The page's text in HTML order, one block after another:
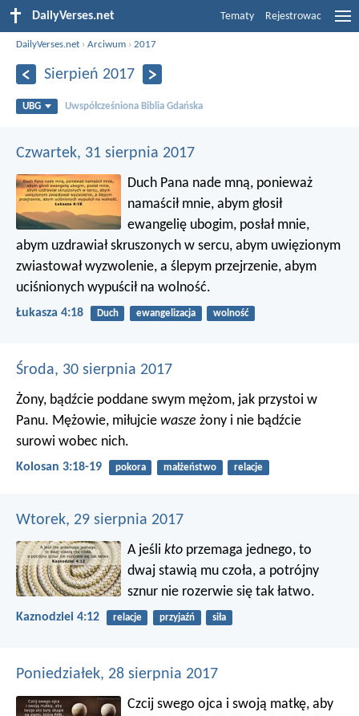
DailyVerses.net Tematy Rejestrowac
DailyVerses.net ›Arciwum ›2017
Sierpień 2017
UBG Uwspółcześniona Biblia Gdańska
Czwartek, 31 sierpnia 2017
Duch Pana nade mną, ponieważ
namaścił mnie, abym głosił
ewangelię ubogim, posłał mnie,
abym uzdrawiał skruszonych w sercu, abym uwięzionym
zwiastował wyzwolenie, a ślepym przejrzenie, abym
uciśnionych wypuścił na wolność.
Łukasza 4:18 Duch ewangelizacja wolność
Środa, 30 sierpnia 2017
Żony, bądźcie poddane swym mężom, jak przystoi w
Panu. Mężowie, miłujcie wasze żony i nie bądźcie
surowi wobec nich.
Kolosan 3:18-19 pokora małżeństwo relacje
Wtorek, 29 sierpnia 2017
A jeślikto przemaga jednego, to
dwaj stawią mu czoła, a potrójny
sznur nie rozerwie się tak łatwo.
Kaznodziei 4:12 relacje przyjaźń siła
Poniedziałek, 28 sierpnia 2017
Czcij swego ojca i swoją matkę, aby